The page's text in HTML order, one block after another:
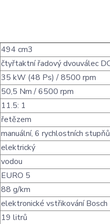
494 cm3
čtyřtaktní řadový dvouválec
35 kW (48 Ps) / 8500 rpm
50,5 Nm / 6500 rpm
11.5: 1
řetězem
manuální, 6 rychlostních stupňů
elektrický
vodou
EURO 5
88 g/km
elektronické vstřikování Bosch
19 litrů